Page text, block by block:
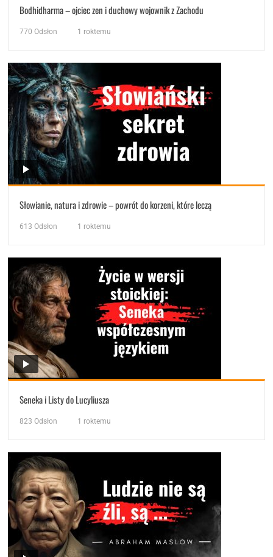
Bodhidharma – ojciec zen i duchowy wojownik z Zachodu
770 Odsłon 1 roktemu
Słowianie, natura i zdrowie – powrót do korzeni, które leczą
613 Odsłon 1 roktemu
Seneka i Listy do Lucyliusza
823 Odsłon 1 roktemu